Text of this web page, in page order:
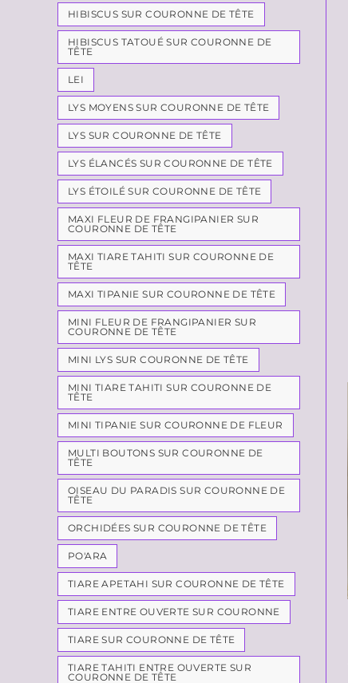
HIBISCUS SUR COURONNE DE TÊTE
HIBISCUS TATOUÉ SUR COURONNE DE
TÊTE
LEI
LYS MOYENS SUR COURONNE DE TÊTE
LYS SUR COURONNE DE TÊTE
LYS ÉLANCÉS SUR COURONNE DE TÊTE
LYS ÉTOILÉ SUR COURONNE DE TÊTE
MAXI FLEUR DE FRANGIPANIER SUR
COURONNE DE TÊTE
MAXI TIARE TAHITI SUR COURONNE DE
TÊTE
MAXI TIPANIE SUR COURONNE DE TÊTE
MINI FLEUR DE FRANGIPANIER SUR
COURONNE DE TÊTE
MINI LYS SUR COURONNE DE TÊTE
MINI TIARE TAHITI SUR COURONNE DE
TÊTE
MINI TIPANIE SUR COURONNE DE FLEUR
MULTI BOUTONS SUR COURONNE DE
TÊTE
OISEAU DU PARADIS SUR COURONNE DE
TÊTE
ORCHIDÉES SUR COURONNE DE TÊTE
PO'ARA
TIARE APETAHI SUR COURONNE DE TÊTE
TIARE ENTRE OUVERTE SUR COURONNE
TIARE SUR COURONNE DE TÊTE
TIARE TAHITI ENTRE OUVERTE SUR
COURONNE DE TÊTE